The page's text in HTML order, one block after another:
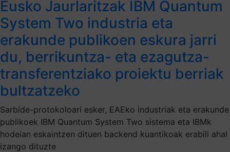
Eusko Jaurlaritzak IBM Quantum
System Two industria eta
erakunde publikoen eskura jarri
du, berrikuntza- eta ezagutza-
transferentziako proiektu berriak
bultzatzeko
Sarbide-protokoloari esker, EAEko industriak eta erakunde
publikoek IBM Quantum System Two sistema eta IBMk
hodeian eskaintzen dituen backend kuantikoak erabili ahal
izango dituzte